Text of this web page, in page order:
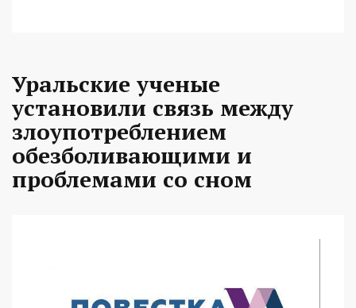
Уральские ученые
установили связь между
злоупотреблением
обезболивающими и
проблемами со сном